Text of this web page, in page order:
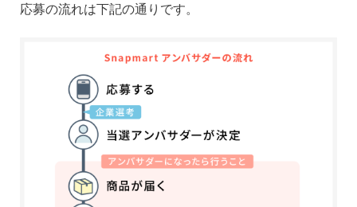
応募の流れは下記の通りです。